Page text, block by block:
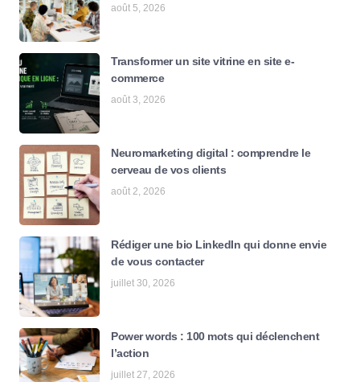
août 5, 2026
Transformer un site vitrine en site e-
commerce
août 3, 2026
Neuromarketing digital : comprendre le
cerveau de vos clients
août 2, 2026
Rédiger une bio LinkedIn qui donne envie
de vous contacter
juillet 30, 2026
Power words : 100 mots qui déclenchent
l’action
juillet 27, 2026